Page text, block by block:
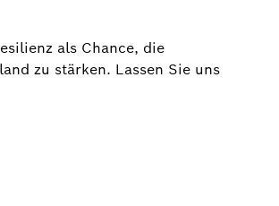
als Chance, die
zu stärken. Lassen Sie uns